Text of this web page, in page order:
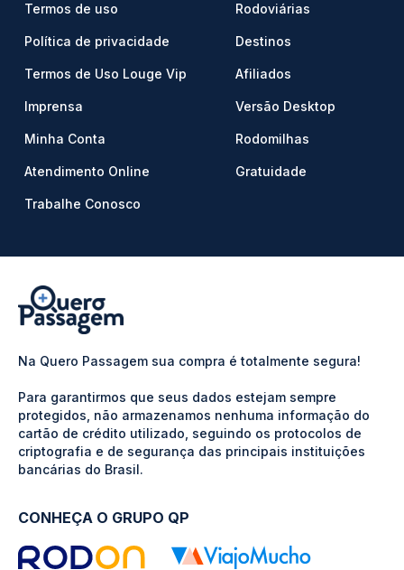
Termos de uso
Política de privacidade
Termos de Uso Louge Vip
Imprensa
Minha Conta
Atendimento Online
Trabalhe Conosco
Rodoviárias
Destinos
Afiliados
Versão Desktop
Rodomilhas
Gratuidade
Na Quero Passagem sua compra é totalmente segura!
Para garantirmos que seus dados estejam sempre
protegidos, não armazenamos nenhuma informação do
cartão de crédito utilizado, seguindo os protocolos de
criptografia e de segurança das principais instituições
bancárias do Brasil.
CONHEÇA O GRUPO QP